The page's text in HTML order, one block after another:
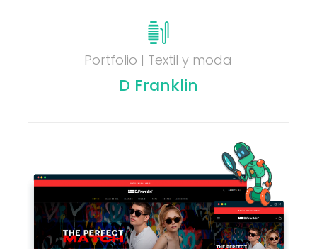
Portfolio | Textil y moda
D Franklin